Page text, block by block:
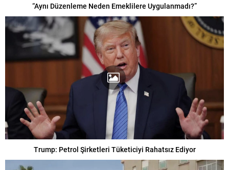
“Aynı Düzenleme Neden Emeklilere Uygulanmadı?”
Trump: Petrol Şirketleri Tüketiciyi Rahatsız Ediyor